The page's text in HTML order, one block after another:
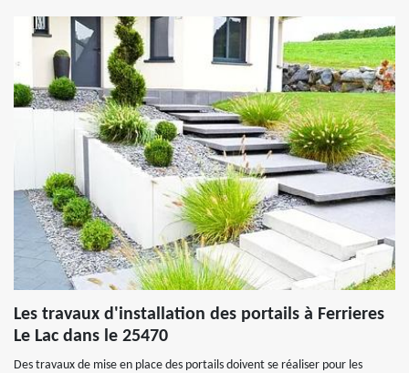
Les travaux d'installation des portails à Ferrieres
Le Lac dans le 25470
Des travaux de mise en place des portails doivent se réaliser pour les